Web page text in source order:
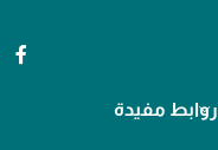
روابط مفيدة